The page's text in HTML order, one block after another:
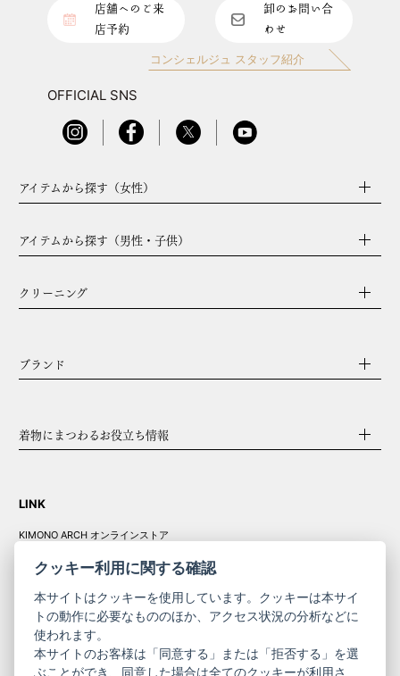
店舗へのご来
店予約
卸のお問い合
わせ
コンシェルジュ スタッフ紹介
OFFICIAL SNS
アイテムから探す（女性）
アイテムから探す（男性・子供）
クリーニング
ブランド
着物にまつわるお役立ち情報
LINK
KIMONO ARCH オンラインストア
コーポレート
きものやまと振
袖
クッキー利用に関する確認
本サイトはクッキーを使用しています。クッキーは本サイ
トの動作に必要なもののほか、アクセス状況の分析などに
使われます。
本サイトのお客様は「同意する」または「拒否する」を選
ぶことができ、同意した場合は全てのクッキーが利用さ